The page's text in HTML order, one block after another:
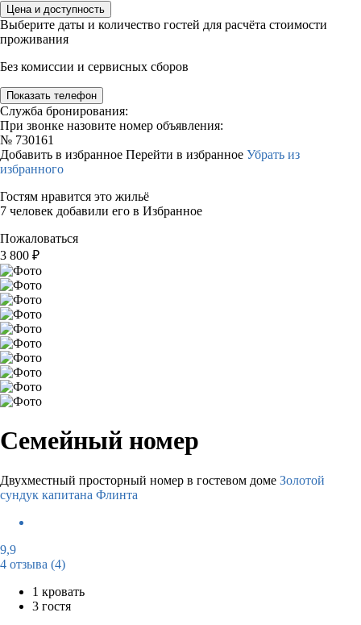
Цена и доступность
Выберите даты и количество гостей для расчёта стоимости
проживания
Без комиссии и сервисных сборов
Показать телефон
Служба бронирования:
При звонке назовите номер объявления:
№ 730161
Добавить в избранное Перейти в избранное Убрать из
избранного
Гостям нравится это жильё
7 человек добавили его в Избранное
Пожаловаться
3 800 ₽
Семейный номер
Двухместный просторный номер в гостевом доме Золотой
сундук капитана Флинта
9,9
4 отзыва (4)
1 кровать
3 гостя